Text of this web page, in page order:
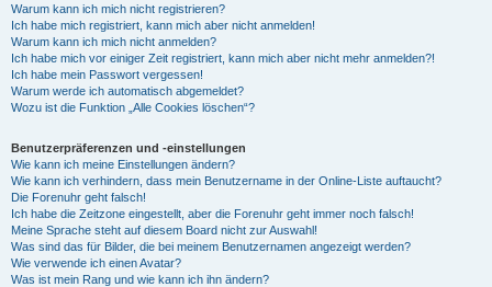
Warum kann ich mich nicht registrieren?
Ich habe mich registriert, kann mich aber nicht anmelden!
Warum kann ich mich nicht anmelden?
Ich habe mich vor einiger Zeit registriert, kann mich aber nicht mehr anmelden?!
Ich habe mein Passwort vergessen!
Warum werde ich automatisch abgemeldet?
Wozu ist die Funktion „Alle Cookies löschen“?
Benutzerpräferenzen und -einstellungen
Wie kann ich meine Einstellungen ändern?
Wie kann ich verhindern, dass mein Benutzername in der Online-Liste auftaucht?
Die Forenuhr geht falsch!
Ich habe die Zeitzone eingestellt, aber die Forenuhr geht immer noch falsch!
Meine Sprache steht auf diesem Board nicht zur Auswahl!
Was sind das für Bilder, die bei meinem Benutzernamen angezeigt werden?
Wie verwende ich einen Avatar?
Was ist mein Rang und wie kann ich ihn ändern?